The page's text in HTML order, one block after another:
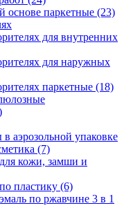
основе паркетные (23)
для внутренних
для наружных
паркетные (18)
аэрозольной упаковке
(7)
кожи, замши и
пластику (6)
по ржавчине 3 в 1